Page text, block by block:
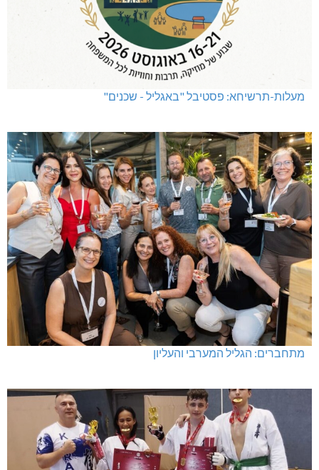
מעלות-תרשיחא: פסטיבל "באגליל - שכנים"
מתחברים: הגליל המערבי והעליון